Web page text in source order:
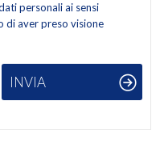
personali ai sensi
di aver preso visione
INVIA